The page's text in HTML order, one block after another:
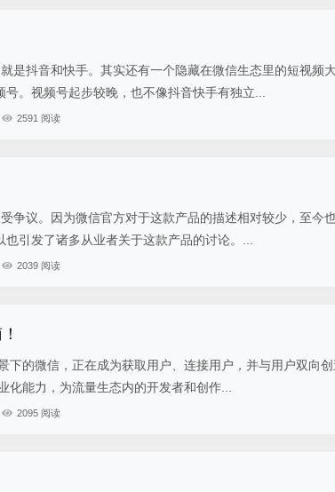
是抖音和快手。其实还有一个隐藏在微信生态里的短视频
。视频号起步较晚，也不像抖音快手有独立...
2591 阅读
争议。因为微信官方对于这款产品的描述相对较少，至今
引发了诸多从业者关于这款产品的讨论。...
2039 阅读
下的微信，正在成为获取用户、连接用户，并与用户双向
能力，为流量生态内的开发者和创作...
2095 阅读